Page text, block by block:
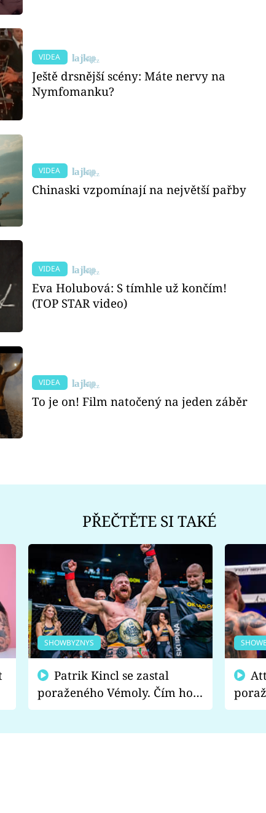
VIDEA
Ještě drsnější scény: Máte nervy na
Nymfomanku?
VIDEA
Chinaski vzpomínají na největší pařby
VIDEA
Eva Holubová: S tímhle už končím!
(TOP STAR video)
VIDEA
To je on! Film natočený na jeden záběr
PŘEČTĚTE SI TAKÉ
SHOWBYZNYS
poraženého Vémoly. Čím ho
fanoušci naštvali?
chce